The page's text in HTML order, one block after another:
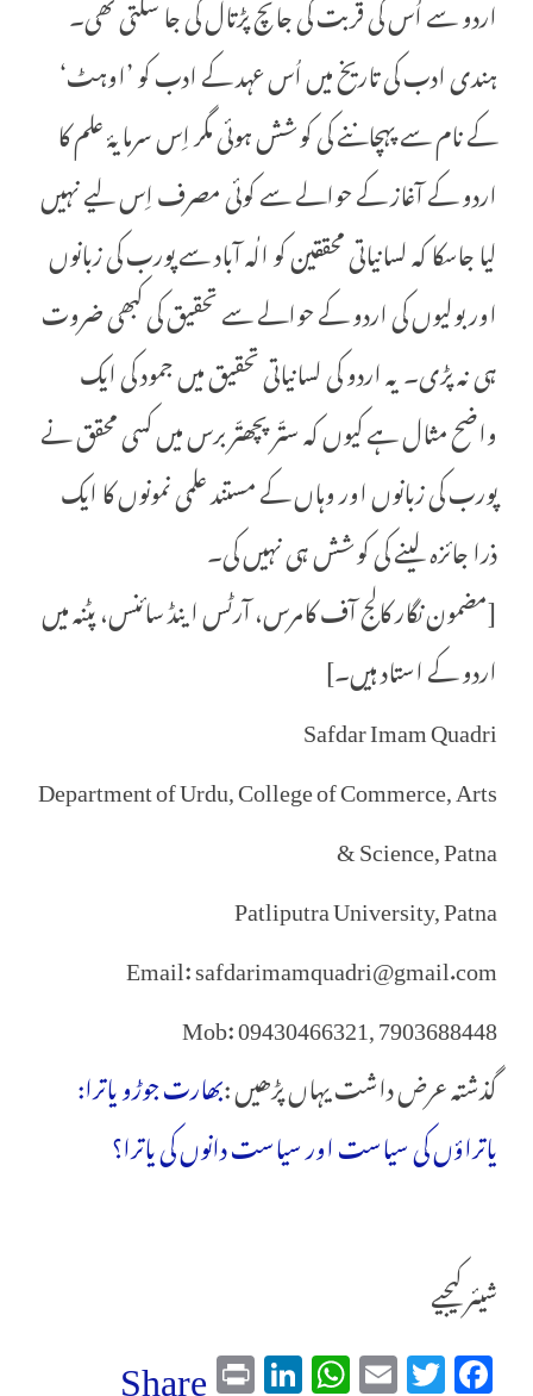
ہندی ادب کی تاریخ میں اُس عہد کے ادب کو ’اوہٹ‘
کے نام سے پہچاننے کی کوشش ہوئی مگر اِس سرمایۂ علم کا
اردو کے آغاز کے حوالے سے کوئی مصرف اِس لیے نہیں
لیا جاسکا کہ لسانیاتی محققین کو الٰہ آباد سے پورب کی زبانوں
اور بولیوں کی اردو کے حوالے سے تحقیق کی کبھی ضروت
ہی نہ پڑی۔ یہ اردو کی لسانیاتی تحقیق میں جمود کی ایک
واضح مثال ہے کیوں کہ ستّر پچھتّر برس میں کسی محقق نے
پورب کی زبانوں اور وہاں کے مستند علمی نمونوں کا ایک
ذرا جائزہ لینے کی کوشش ہی نہیں کی۔
[مضمون نگار کالج آف کامرس، آرٹس اینڈ سائنس، پٹنہ میں
اردو کے استاد ہیں۔]
Safdar Imam Quadri
Department of Urdu, College of Commerce, Arts
& Science, Patna
Patliputra University, Patna
Email: safdarimamquadri@gmail.com
Mob: 09430466321, 7903688448
گذشتہ عرض داشت یہاں پڑھیں :بھارت جوڑو یاترا:
یاتراؤں کی سیاست اور سیاست دانوں کی یاترا؟
شیئر کیجیے
Fa
T
E
W
Li
Pr
Share